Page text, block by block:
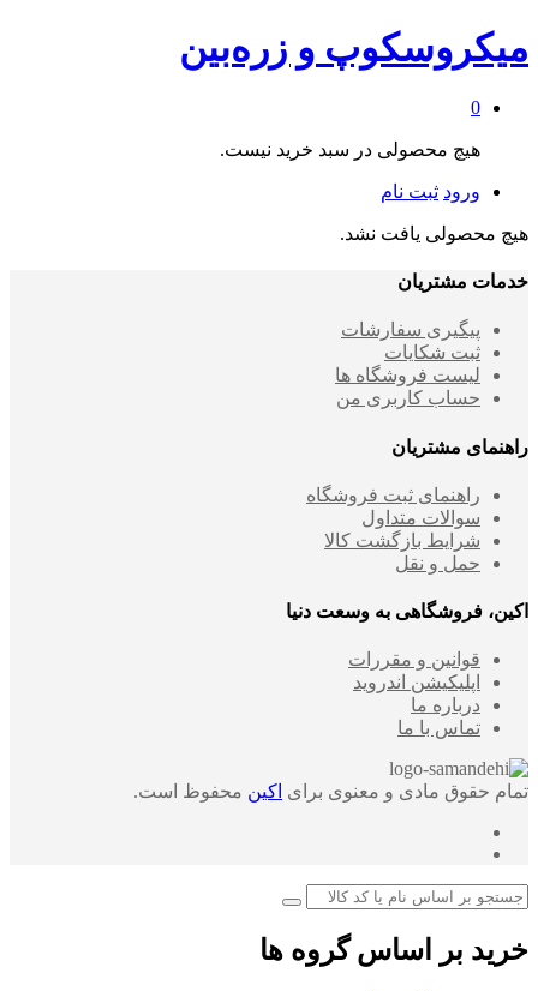
میکروسکوپ و زره‌بین
0
هیچ محصولی در سبد خرید نیست.
ورود ثبت نام
هیچ محصولی یافت نشد.
خدمات مشتریان
پیگیری سفارشات
ثبت شکایات
لیست فروشگاه ها
حساب کاربری من
راهنمای مشتریان
راهنمای ثبت فروشگاه
سوالات متداول
شرایط بازگشت کالا
حمل و نقل
اکین، فروشگاهی به وسعت دنیا
قوانین و مقررات
اپلیکیشن اندروید
درباره ما
تماس با ما
تمام حقوق مادی و معنوی برای اکین محفوظ است.
خرید بر اساس گروه ها